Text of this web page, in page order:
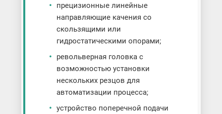
прецизионные линейные
направляющие качения со
скользящими или
гидростатическими опорами;
револьверная головка с
возможностью установки
нескольких резцов для
автоматизации процесса;
устройство поперечной подачи